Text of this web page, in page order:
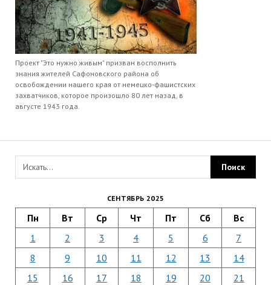
Проект "Это нужно живым" призван восполнить
знания жителей Сафоновского района об
освобождении нашего края от немецко-фашистских
захватчиков, которое произошло 80 лет назад, в
августе 1943 года.
СЕНТЯБРЬ 2025
Пн Вт Ср Чт Пт Сб Вс
1 2 3 4 5 6
7
8
9 10 11 12 13
14
15
16 17 18 19 20
21